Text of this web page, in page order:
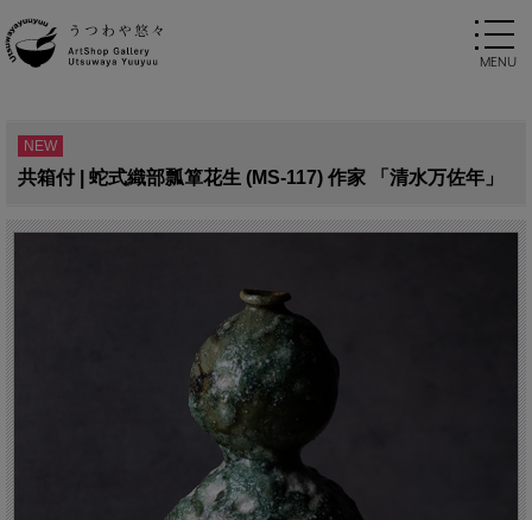
NEW
共箱付 | 蛇式織部瓢箪花生 (MS-117) 作家 「清水万佐年」